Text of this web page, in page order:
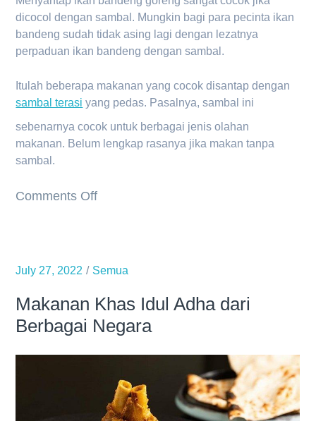
dicocol dengan sambal. Mungkin bagi para pecinta ikan
bandeng sudah tidak asing lagi dengan lezatnya
perpaduan ikan bandeng dengan sambal.
Itulah beberapa makanan yang cocok disantap dengan
sambal terasi yang pedas. Pasalnya, sambal ini
sebenarnya cocok untuk berbagai jenis olahan
makanan. Belum lengkap rasanya jika makan tanpa
sambal.
Comments Offon
Nikmat
Sambal
Terasi
July 27, 2022 Semua
Makanan Khas Idul Adha dari
Berbagai Negara